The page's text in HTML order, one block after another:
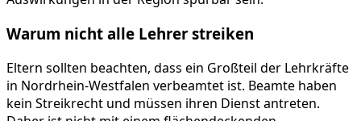
Warum nicht alle Lehrer streiken
Eltern sollten beachten, dass ein Großteil der Lehrkräfte
in Nordrhein-Westfalen verbeamtet ist. Beamte haben
kein Streikrecht und müssen ihren Dienst antreten.